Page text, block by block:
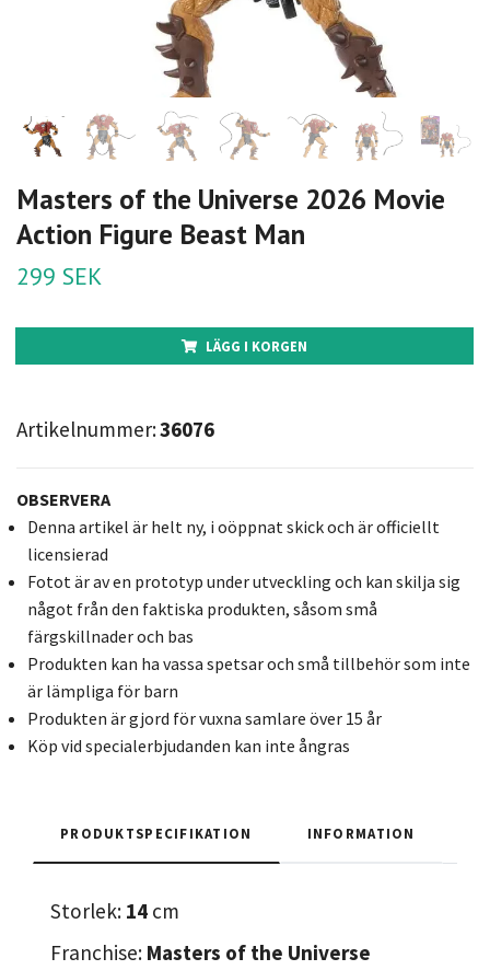
Masters of the Universe 2026 Movie
Action Figure Beast Man
299 SEK
LÄGG I KORGEN
Artikelnummer:36076
OBSERVERA
Denna artikel är helt ny, i oöppnat skick och är officiellt
licensierad
Fotot är av en prototyp under utveckling och kan skilja sig
något från den faktiska produkten, såsom små
färgskillnader och bas
Produkten kan ha vassa spetsar och små tillbehör som inte
är lämpliga för barn
Produkten är gjord för vuxna samlare över 15 år
Köp vid specialerbjudanden kan inte ångras
PRODUKTSPECIFIKATION INFORMATION
Storlek: 14 cm
Franchise: Masters of the Universe